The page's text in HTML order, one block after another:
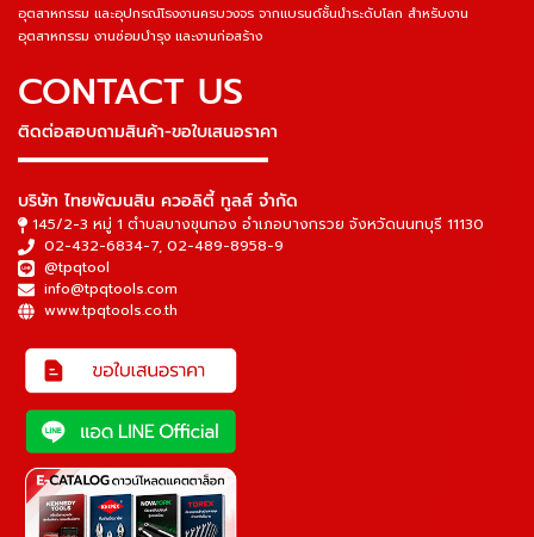
อุตสาหกรรม และอุปกรณ์โรงงานครบวงจร จากแบรนด์ชั้นนำระดับโลก สำหรับงาน
อุตสาหกรรม งานซ่อมบำรุง และงานก่อสร้าง
CONTACT US
ติดต่อสอบถามสินค้า-ขอใบเสนอราคา
▬▬▬▬▬▬▬▬▬▬▬▬▬▬▬
บริษัท ไทยพัฒนสิน ควอลิตี้ ทูลส์ จำกัด
145/2-3 หมู่ 1 ตำบลบางขุนกอง อำเภอบางกรวย จังหวัดนนทบุรี 11130
02-432-6834-7, 02-489-8958-9
@tpqtool
info@tpqtools.com
www.tpqtools.co.th